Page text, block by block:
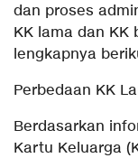
dan proses
KK lama dan KK
lengkapnya
Perbedaan KK
Berdasarkan
Kartu Keluarga